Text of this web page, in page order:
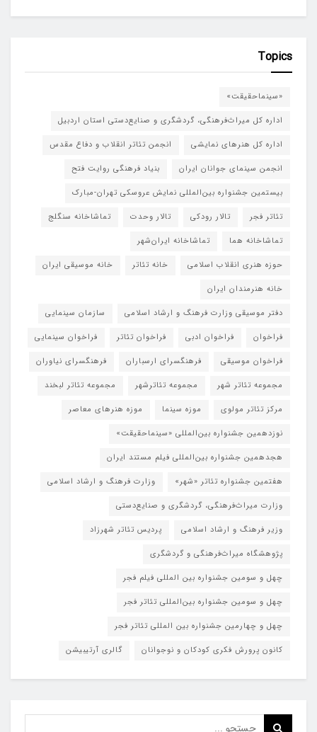
Topics
«سینماحقیقت»
اداره کل میراث‌فرهنگی، گردشگری و صنایع‌دستی استان اردبیل
اداره کل هنرهای نمایشی
انجمن تئاتر انقلاب و دفاع مقدس
انجمن سینمای جوانان ایران
بنیاد فرهنگی روایت فتح
بیستمین جشنواره بین‌المللی نمایش عروسکی تهران-مبارک
تئاتر فجر
تالار رودکی تالار وحدت
تماشاخانه سنگلج
تماشاخانه هما
تماشاخانه‌ ایران‌شهر
حوزه هنری انقلاب اسلامی
خانه تئاتر
خانه موسیقی ایران
خانه هنرمندان ایران
دفتر موسیقی وزارت فرهنگ و ارشاد اسلامی
سازمان سینمایی
فراخوان
فراخوان ادبی فراخوان تئاتر
فراخوان سینمایی
فراخوان موسیقی
فرهنگسرای ارسباران
فرهنگسرای نیاوران
مجموعه تئاتر شهر
مجموعه تئاترشهر
مجموعه تئاتر لبخند
مرکز تئاتر مولوی
موزه سینما
موزه هنرهای معاصر
نوزدهمین جشنواره بین‌المللی «سینماحقیقت»
هجدهمین جشنواره بین‌المللی فیلم مستند ایران
هفتمین جشنواره تئاتر «شهر»
وزارت فرهنگ و ارشاد اسلامی
وزارت میراث‌فرهنگی، گردشگری و صنایع‌دستی
وزیر فرهنگ و ارشاد اسلامی
پردیس تئاتر شهرزاد
پژوهشگاه میراث‌فرهنگی و گردشگری
چهل و سومین جشنواره بین المللی فیلم فجر
چهل و سومین جشنواره بین‌المللی تئاتر فجر
چهل و چهارمین جشنواره بین المللی تئاتر فجر
کانون پرورش فکری کودکان و نوجوانان
گالری آرتیبیشن